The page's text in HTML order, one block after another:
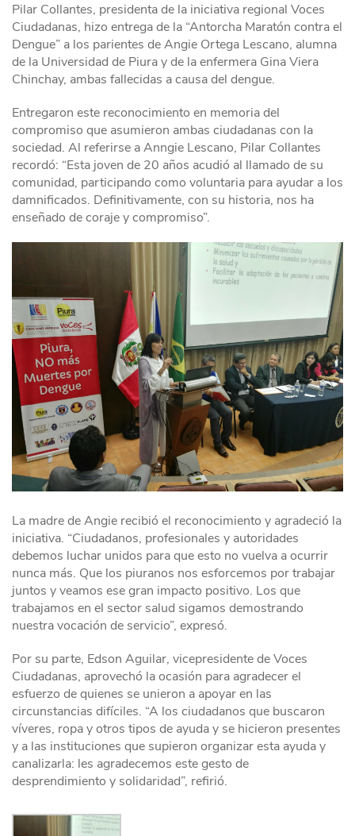
Pilar Collantes, presidenta de la iniciativa regional Voces
Ciudadanas, hizo entrega de la “Antorcha Maratón contra el
Dengue” a los parientes de Angie Ortega Lescano, alumna
de la Universidad de Piura y de la enfermera Gina Viera
Chinchay, ambas fallecidas a causa del dengue.
Entregaron este reconocimiento en memoria del
compromiso que asumieron ambas ciudadanas con la
sociedad. Al referirse a Anngie Lescano, Pilar Collantes
recordó: “Esta joven de 20 años acudió al llamado de su
comunidad, participando como voluntaria para ayudar a los
damnificados. Definitivamente, con su historia, nos ha
enseñado de coraje y compromiso”.
La madre de Angie recibió el reconocimiento y agradeció la
iniciativa. “Ciudadanos, profesionales y autoridades
debemos luchar unidos para que esto no vuelva a ocurrir
nunca más. Que los piuranos nos esforcemos por trabajar
juntos y veamos ese gran impacto positivo. Los que
trabajamos en el sector salud sigamos demostrando
nuestra vocación de servicio”, expresó.
Por su parte, Edson Aguilar, vicepresidente de Voces
Ciudadanas, aprovechó la ocasión para agradecer el
esfuerzo de quienes se unieron a apoyar en las
circunstancias difíciles. “A los ciudadanos que buscaron
víveres, ropa y otros tipos de ayuda y se hicieron presentes
y a las instituciones que supieron organizar esta ayuda y
canalizarla: les agradecemos este gesto de
desprendimiento y solidaridad”, refirió.